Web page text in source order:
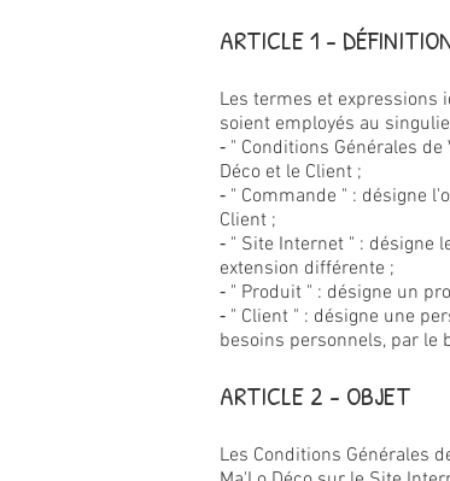
ARTICLE 1 -
Les termes et expressions
soient employés au
‐ " Conditions Générales
Déco et le Client ;
‐ " Commande " : désigne
Client ;
‐ " Site Internet " : désigne
extension différente ;
‐ " Produit " : désigne un
‐ " Client " : désigne une
besoins personnels, par le
ARTICLE 2 - OBJET
Les Conditions Générales